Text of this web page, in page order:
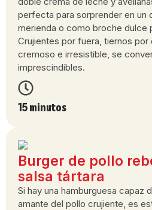
perfecta para sorprender en un
merienda o como broche dulce
Crujientes por fuera, tiernos por
cremoso e irresistible, se
imprescindibles.
15 minutos
Burger de pollo
salsa tártara
Si hay una hamburguesa capaz
amante del pollo crujiente, es